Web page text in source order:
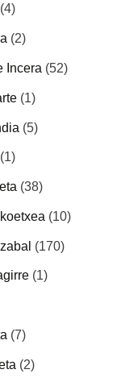
(4)
(2)
Incera (52)
(1)
(5)
(1)
(38)
(10)
(170)
(1)
(7)
(2)